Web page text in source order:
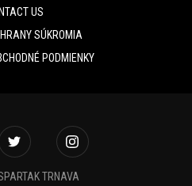
US
SÚKROMIA
PODMIENKY
TRNAVA